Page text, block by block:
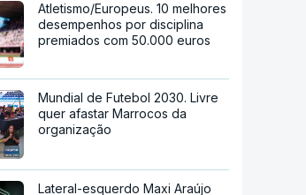
Atletismo/Europeus. 10 melhores
desempenhos por disciplina
premiados com 50.000 euros
Mundial de Futebol 2030. Livre
quer afastar Marrocos da
organização
Lateral-esquerdo Maxi Araújo